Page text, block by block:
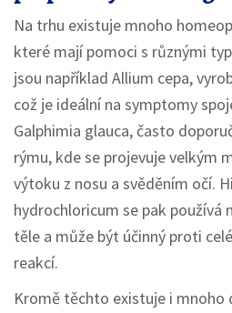
Na trhu existuje mnoho
které mají pomoci s různými
jsou například Allium cepa,
což je ideální na symptomy
Galphimia glauca, často
rýmu, kde se projevuje velkým
výtoku z nosu a svěděním očí.
hydrochloricum se pak používá
těle a může být účinný proti
reakcí.
Kromě těchto existuje i mnoho